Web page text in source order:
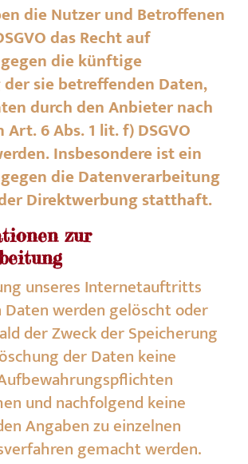
die Nutzer und Betroffenen
das Recht auf
die künftige
sie betreffenden Daten,
durch den Anbieter nach
6 Abs. 1 lit. f) DSGVO
Insbesondere ist ein
die Datenverarbeitung
Direktwerbung statthaft.
zur
unseres Internetauftritts
werden gelöscht oder
der Zweck der Speicherung
der Daten keine
und nachfolgend keine
Angaben zu einzelnen
gemacht werden.